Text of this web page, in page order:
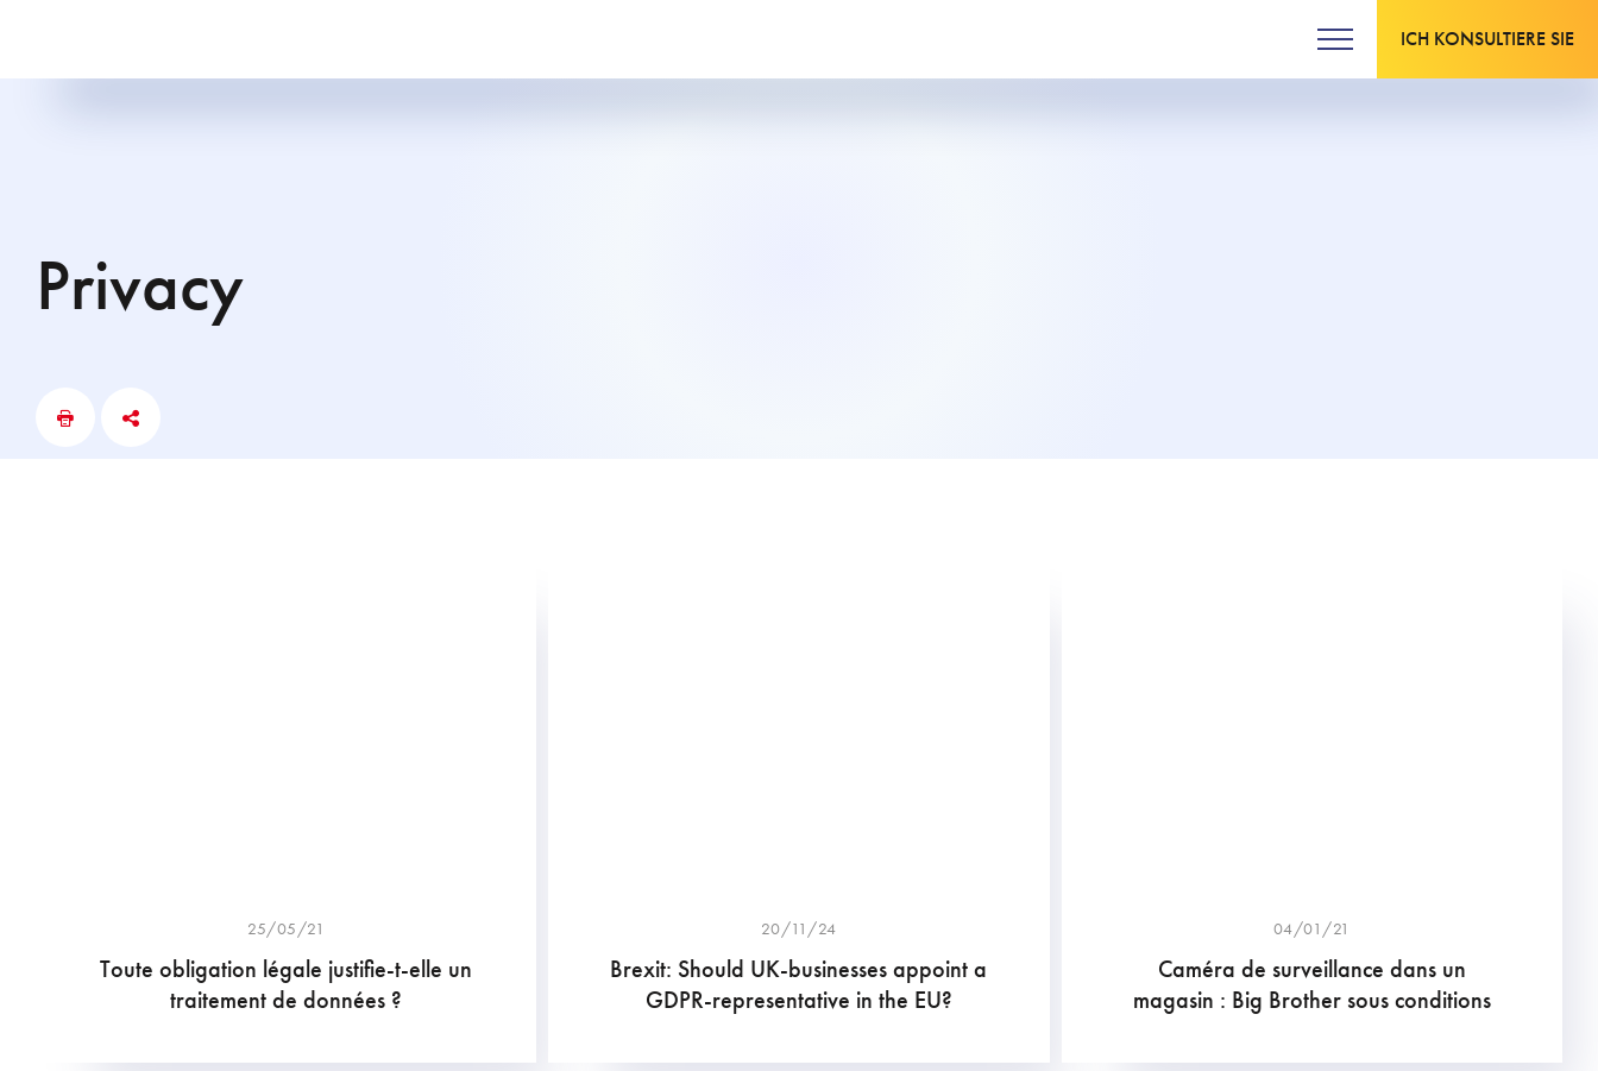
ICH KONSULTIERE SIE
Privacy
25/05/21
Toute obligation légale justifie-t-elle un
traitement de données ?
20/11/24
Brexit: Should UK-businesses appoint a
GDPR-representative in the EU?
04/01/21
Caméra de surveillance dans un
magasin : Big Brother sous conditions